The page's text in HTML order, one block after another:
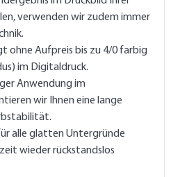
verwenden wir zudem immer
ohne Aufpreis bis zu 4/0 farbig
im Digitaldruck.
Anwendung im
wir Ihnen eine lange
alle glatten Untergründe
wieder rückstandslos